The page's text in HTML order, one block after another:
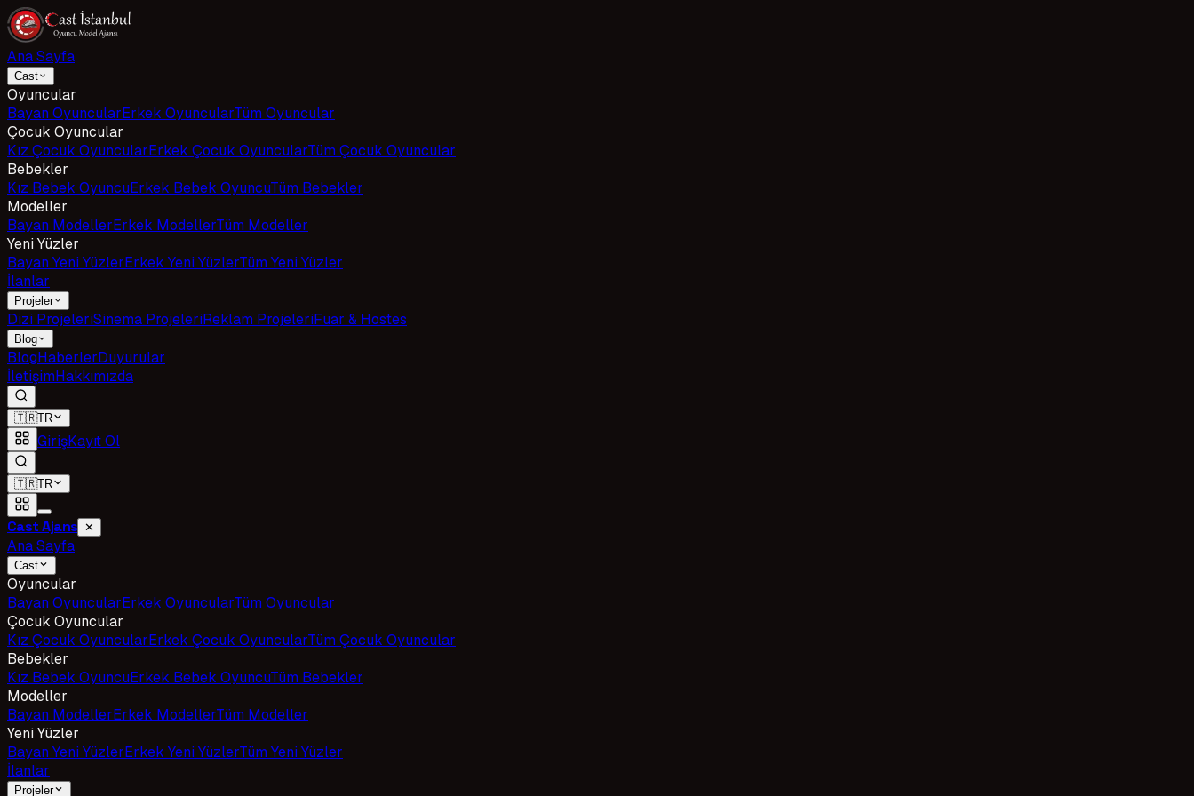
Ana Sayfa
Cast
Oyuncular
Bayan OyuncularErkek OyuncularTüm Oyuncular
Çocuk Oyuncular
Kız Çocuk OyuncularErkek Çocuk OyuncularTüm Çocuk Oyuncular
Bebekler
Kız Bebek OyuncuErkek Bebek OyuncuTüm Bebekler
Modeller
Bayan ModellerErkek ModellerTüm Modeller
Yeni Yüzler
Bayan Yeni YüzlerErkek Yeni YüzlerTüm Yeni Yüzler
İlanlar
Projeler
Dizi ProjeleriSinema ProjeleriReklam ProjeleriFuar & Hostes
Blog
BlogHaberlerDuyurular
İletişimHakkımızda
🇹🇷TR
GirişKayıt Ol
🇹🇷TR
Cast Ajans ✕
Ana Sayfa
Cast
Oyuncular
Bayan OyuncularErkek OyuncularTüm Oyuncular
Çocuk Oyuncular
Kız Çocuk OyuncularErkek Çocuk OyuncularTüm Çocuk Oyuncular
Bebekler
Kız Bebek OyuncuErkek Bebek OyuncuTüm Bebekler
Modeller
Bayan ModellerErkek ModellerTüm Modeller
Yeni Yüzler
Bayan Yeni YüzlerErkek Yeni YüzlerTüm Yeni Yüzler
İlanlar
Projeler